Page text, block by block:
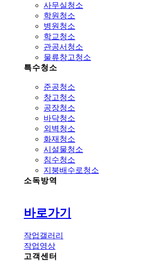
사무실청소
학원청소
병원청소
학교청소
관공서청소
물류창고청소
특수청소
준공청소
창고청소
공장청소
바닥청소
외벽청소
화재청소
시설물청소
침수청소
지붕배수로청소
소독방역
바로가기
작업갤러리
작업영상
고객센터